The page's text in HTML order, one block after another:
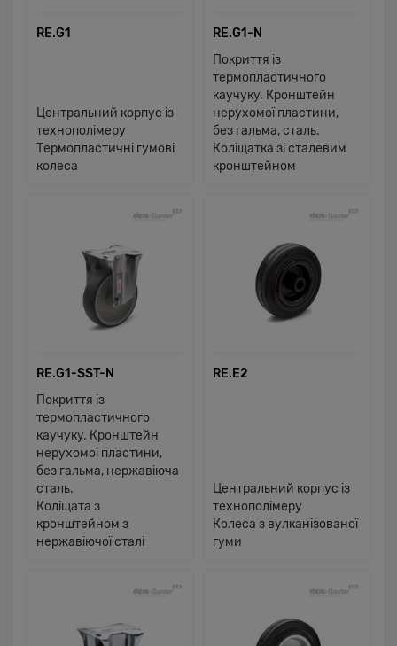
RE.G1
Центральний корпус із
технополімеру
Термопластичні гумові
колеса
RE.G1-N
Покриття із
термопластичного
каучуку. Кронштейн
нерухомої пластини,
без гальма, сталь.
Коліщатка зі сталевим
кронштейном
RE.G1-SST-N
Покриття із
термопластичного
каучуку. Кронштейн
нерухомої пластини,
без гальма, нержавіюча
сталь.
Коліщата з
кронштейном з
нержавіючої сталі
RE.E2
Центральний корпус із
технополімеру
Колеса з вулканізованої
гуми